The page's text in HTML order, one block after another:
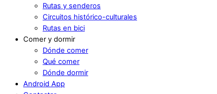
Rutas y senderos
Circuitos histórico-culturales
Rutas en bici
Comer y dormir
Dónde comer
Qué comer
Dónde dormir
Android App